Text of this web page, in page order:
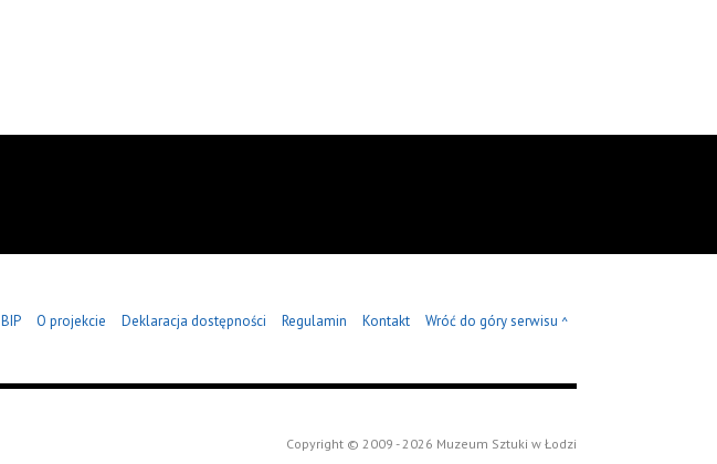
BIP O projekcie Deklaracja dostępności Regulamin Kontakt Wróć do góry serwisu ^
Copyright © 2009 - 2026 Muzeum Sztuki w Łodzi